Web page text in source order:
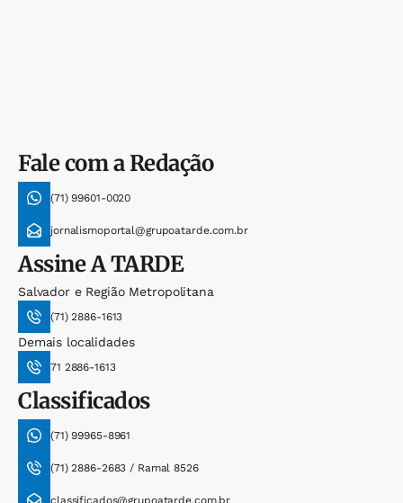
Fale com a Redação
(71) 99601-0020
jornalismoportal@grupoatarde.com.br
AssineA TARDE
Salvador e Região Metropolitana
(71) 2886-1613
Demais localidades
71 2886-1613
Classificados
(71) 99965-8961
(71) 2886-2683 / Ramal 8526
classificados@grupoatarde.com.br